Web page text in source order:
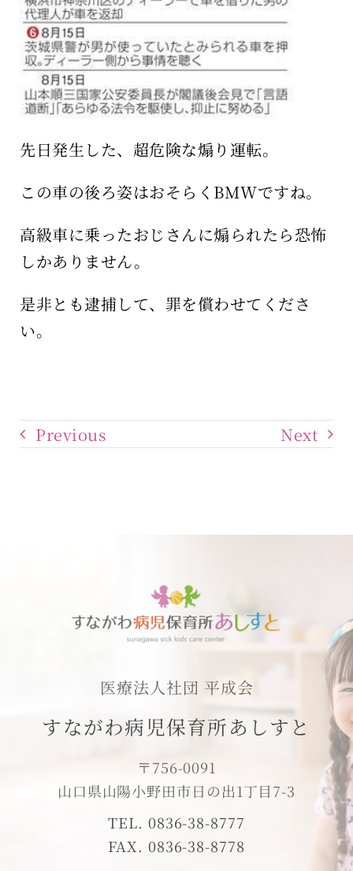
先日発生した、超危険な煽り運転。
この車の後ろ姿はおそらくBMWですね。
高級車に乗ったおじさんに煽られたら恐怖
しかありません。
是非とも逮捕して、罪を償わせてくださ
い。
Previous Next
医療法人社団 平成会
すながわ病児保育所あしすと
〒756-0091
山口県山陽小野田市日の出1丁目7-3
TEL. 0836-38-8777
FAX. 0836-38-8778